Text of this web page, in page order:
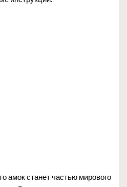
амок станет частью мирового